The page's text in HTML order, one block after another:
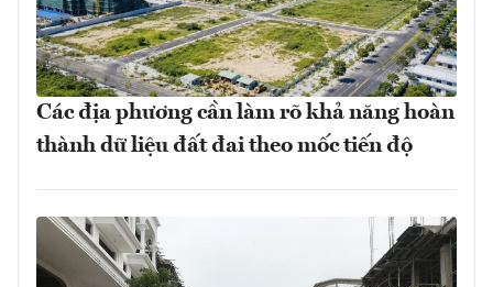
Các địa phương cần làm rõ khả năng hoàn
thành dữ liệu đất đai theo mốc tiến độ